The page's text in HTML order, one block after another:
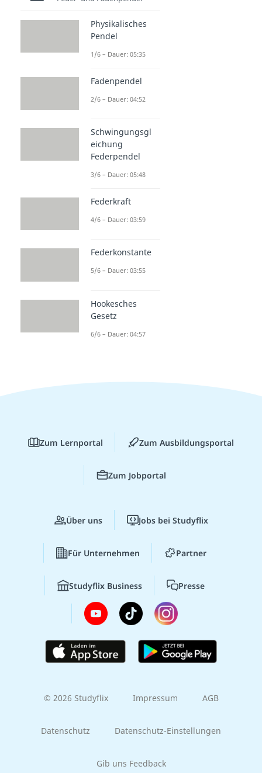
Physikalisches
Pendel
1/6 – Dauer: 05:35
Fadenpendel
2/6 – Dauer: 04:52
Schwingungsgl
eichung
Federpendel
3/6 – Dauer: 05:48
Federkraft
4/6 – Dauer: 03:59
Federkonstante
5/6 – Dauer: 03:55
Hookesches
Gesetz
6/6 – Dauer: 04:57
Zum Lernportal Zum Ausbildungsportal
Zum Jobportal
Über uns Jobs bei Studyflix
Für Unternehmen Partner
Studyflix Business Presse
© 2026 Studyflix Impressum AGB
Datenschutz Datenschutz-Einstellungen
Gib uns Feedback